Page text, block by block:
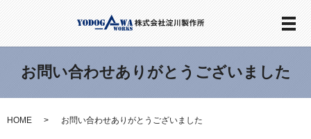
メ
お問い合わせありがとうございました
HOME お問い合わせありがとうございました